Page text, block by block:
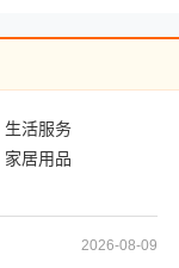
生活服务
家居用品
2026-08-09